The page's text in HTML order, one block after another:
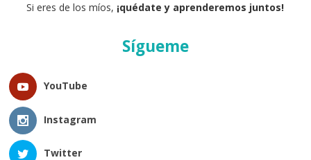
Si eres de los míos, ¡quédate y aprenderemos juntos!
Sígueme
YouTube
Instagram
Twitter